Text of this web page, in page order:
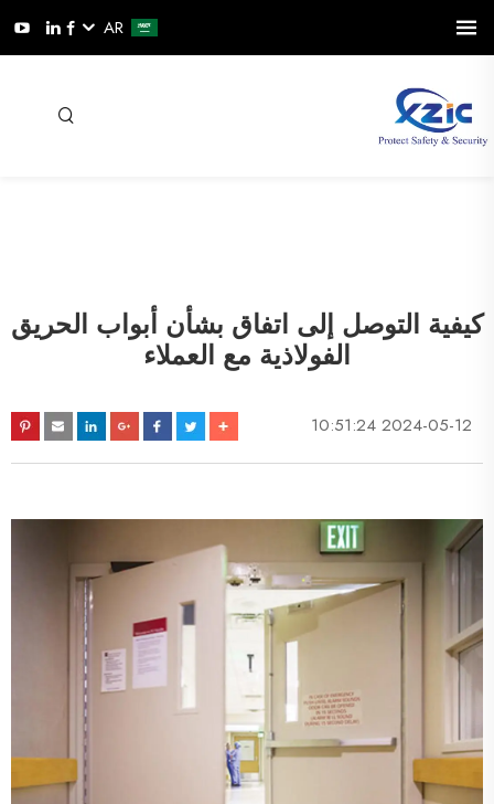
AR
كيفية التوصل إلى اتفاق بشأن أبواب الحريق
الفولاذية مع العملاء
2024-05-12 10:51:24